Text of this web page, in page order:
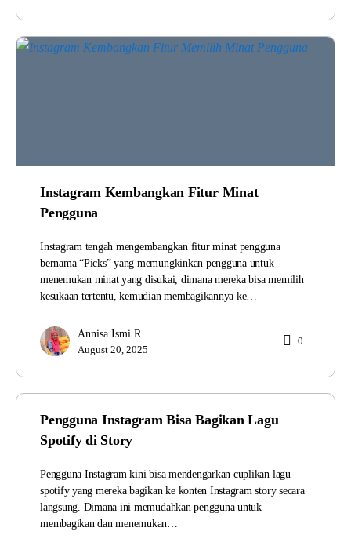
Instagram Kembangkan Fitur Minat
Pengguna
Instagram tengah mengembangkan fitur minat pengguna
bernama “Picks” yang memungkinkan pengguna untuk
menemukan minat yang disukai, dimana mereka bisa memilih
kesukaan tertentu, kemudian membagikannya ke…
Annisa Ismi R
August 20, 2025
0
Pengguna Instagram Bisa Bagikan Lagu
Spotify di Story
Pengguna Instagram kini bisa mendengarkan cuplikan lagu
spotify yang mereka bagikan ke konten Instagram story secara
langsung. Dimana ini memudahkan pengguna untuk
membagikan dan menemukan…